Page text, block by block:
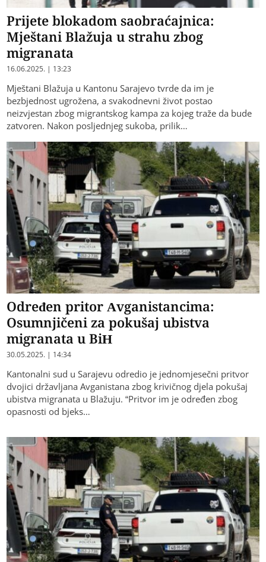
Prijete blokadom saobraćajnica:
Mještani Blažuja u strahu zbog
migranata
16.06.2025. | 13:23
Mještani Blažuja u Kantonu Sarajevo tvrde da im je
bezbjednost ugrožena, a svakodnevni život postao
neizvjestan zbog migrantskog kampa za kojeg traže da bude
zatvoren. Nakon posljednjeg sukoba, prilik…
Određen pritor Avganistancima:
Osumnjičeni za pokušaj ubistva
migranata u BiH
30.05.2025. | 14:34
Kantonalni sud u Sarajevu odredio je jednomjesečni pritvor
dvojici državljana Avganistana zbog krivičnog djela pokušaj
ubistva migranata u Blažuju. “Pritvor im je određen zbog
opasnosti od bjeks…